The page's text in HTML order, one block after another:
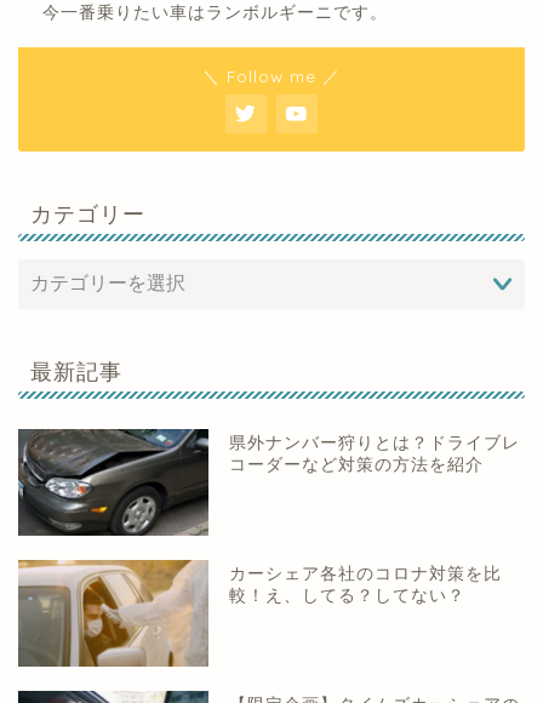
今一番乗りたい車はランボルギーニです。
＼ Follow me ／
カテゴリー
最新記事
県外ナンバー狩りとは？ドライブレ
コーダーなど対策の方法を紹介
カーシェア各社のコロナ対策を比
較！え、してる？してない？